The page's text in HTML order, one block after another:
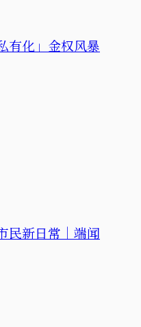
有化」金权风暴
民新日常｜端闻